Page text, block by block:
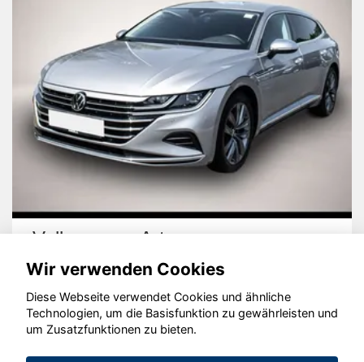
Volkswagen Arteon
© konjunkturmotor.de GmbH 2020 - 2026
Wir verwenden Cookies
Diese Webseite verwendet Cookies und ähnliche
Technologien, um die Basisfunktion zu gewährleisten und
um Zusatzfunktionen zu bieten.